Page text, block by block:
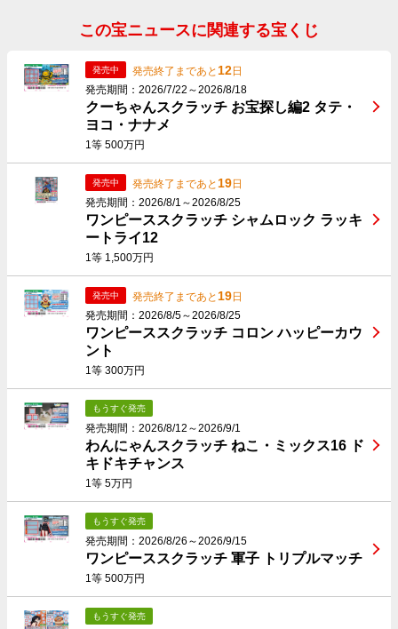
この宝ニュースに関連する宝くじ
発売中 発売終了まであと 12日
発売期間：2026/7/22～2026/8/18
クーちゃんスクラッチ お宝探し編2 タテ・
ヨコ・ナナメ
1等 500万円
発売中 発売終了まであと 19日
発売期間：2026/8/1～2026/8/25
ワンピーススクラッチ シャムロック ラッキ
ートライ12
1等 1,500万円
発売中 発売終了まであと 19日
発売期間：2026/8/5～2026/8/25
ワンピーススクラッチ コロン ハッピーカウ
ント
1等 300万円
もうすぐ発売
発売期間：2026/8/12～2026/9/1
わんにゃんスクラッチ ねこ・ミックス16 ド
キドキチャンス
1等 5万円
もうすぐ発売
発売期間：2026/8/26～2026/9/15
ワンピーススクラッチ 軍子 トリプルマッチ
1等 500万円
もうすぐ発売